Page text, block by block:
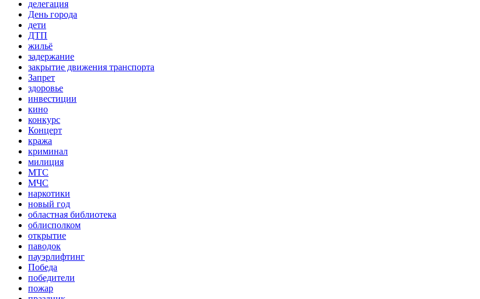
делегация
День города
дети
ДТП
жильё
задержание
закрытие движения транспорта
Запрет
здоровье
инвестиции
кино
конкурс
Концерт
кража
криминал
милиция
МТС
МЧС
наркотики
новый год
областная библиотека
облисполком
открытие
паводок
пауэрлифтинг
Победа
победители
пожар